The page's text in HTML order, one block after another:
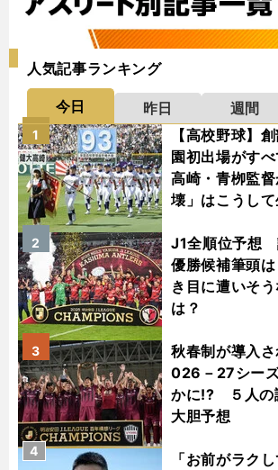
人気記事ランキング
今日 昨日 週間
【高校野球】
園初出場がす
高崎・青栁監
壊」はこうし
1
J1全順位予想
優勝候補筆頭
き目に遭いそ
は？
2
秋春制が導入
026－27シー
かに!? ５人の
大胆予想
3
「お前がラク
4